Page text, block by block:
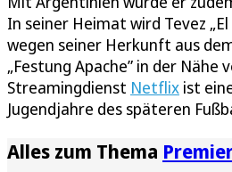
In seiner Heimat wird Tevez
wegen seiner Herkunft aus
„Festung Apache” in der Nähe
Streamingdienst Netflix ist
Jugendjahre des späteren
Alles zum Thema